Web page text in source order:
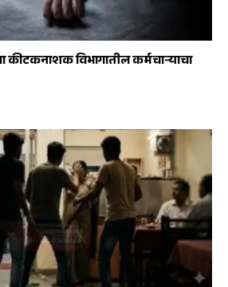
विभागातील कर्मचाऱ्याचा